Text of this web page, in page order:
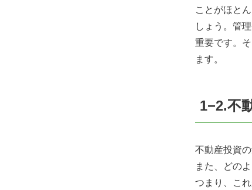
ことがほと
しょう。管
重要です。
ます。
1−2.不
不動産投資
また、どの
つまり、こ